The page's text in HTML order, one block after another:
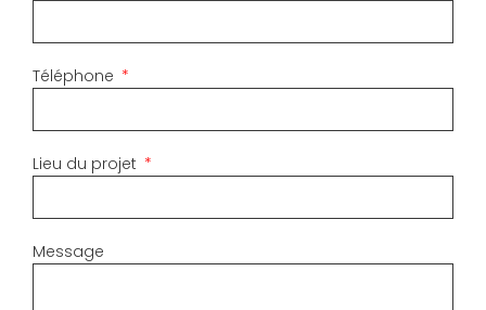
Téléphone
Lieu du projet
Message